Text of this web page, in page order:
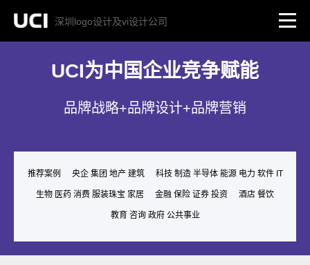
深圳logo设计及vi设计公司
UCI为中国企业竞争赋能
品牌战略+品牌设计+品牌营销
推荐案例 央企 集团 地产 建筑 科技 制造 半导体 能源 电力 软件 IT
生物 医药 消费 服装珠宝 家居 金融 保险 证券 投资 酒店 餐饮
教育 咨询 政府 公共事业